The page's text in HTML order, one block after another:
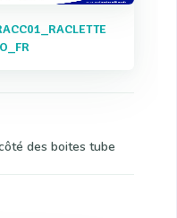
des boites tube